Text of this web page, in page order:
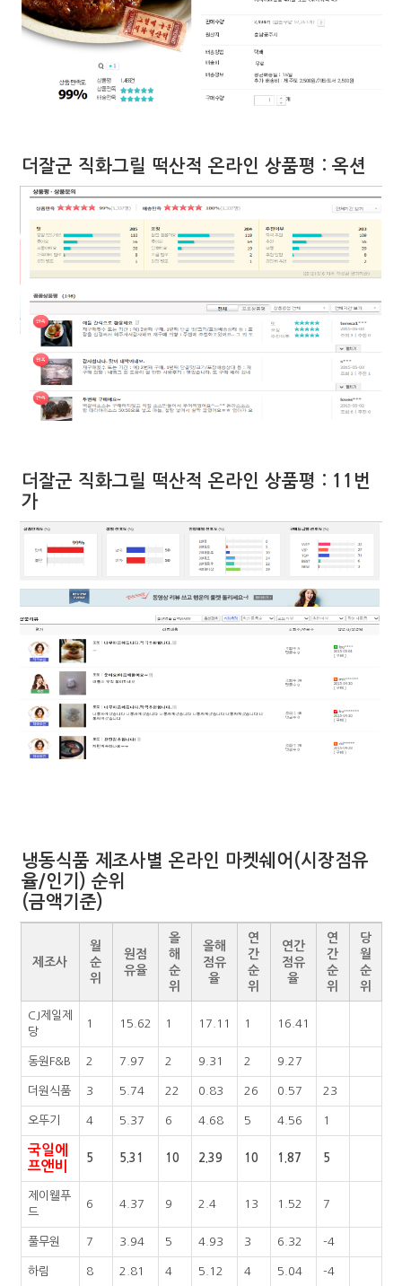
더잘군 직화그릴 떡산적 온라인 상품평 : 옥션
더잘군 직화그릴 떡산적 온라인 상품평 : 11번
가
냉동식품 제조사별 온라인 마켓쉐어(시장점유
율/인기) 순위
(금액기준)
제조사
월
순
위
원점
유율
올
해
순
위
올해
점유
율
연
간
순
위
연간
점유
율
연
간
순
위
당
월
순
위
CJ제일제
당
1 15.62 1 17.11 1 16.41
동원F&B 2 7.97 2 9.31 2 9.27
더원식품 3 5.74 22 0.83 26 0.57 23
오뚜기 4 5.37 6 4.68 5 4.56 1
국일에
프앤비
5 5.31 10 2.39 10 1.87 5
제이웰푸
드
6 4.37 9 2.4 13 1.52 7
풀무원 7 3.94 5 4.93 3 6.32 -4
하림 8 2.81 4 5.12 4 5.04 -4